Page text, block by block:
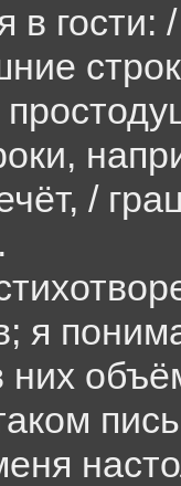
в
/
я
них